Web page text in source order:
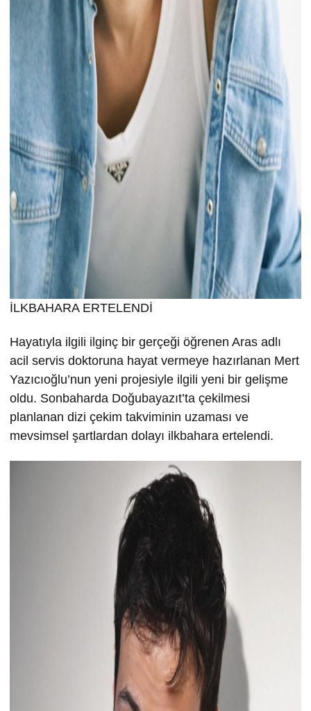
İLKBAHARA ERTELENDİ
Hayatıyla ilgili ilginç bir gerçeği öğrenen Aras adlı
acil servis doktoruna hayat vermeye hazırlanan Mert
Yazıcıoğlu’nun yeni projesiyle ilgili yeni bir gelişme
oldu. Sonbaharda Doğubayazıt’ta çekilmesi
planlanan dizi çekim takviminin uzaması ve
mevsimsel şartlardan dolayı ilkbahara ertelendi.